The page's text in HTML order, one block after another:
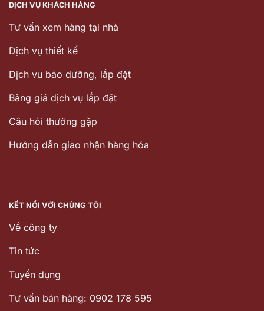
DỊCH VỤ KHÁCH HÀNG
Tư vấn xem hàng tại nhà
Dịch vụ thiết kế
Dịch vu bảo dưỡng, lắp đặt
Bảng giá dịch vụ lắp đặt
Câu hỏi thường gặp
Hướng dẫn giao nhận hàng hóa
KẾT NỐI VỚI CHÚNG TÔI
Về công ty
Tin tức
Tuyển dụng
Tư vấn bán hàng: 0902 178 595